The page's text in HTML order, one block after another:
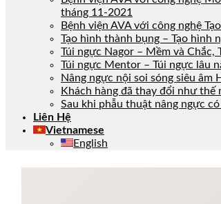
tháng 11-2021
Bệnh viện AVA với công nghệ
Tạo hình thành bụng – Tạo hình
Túi ngực Nagor – Mềm và Chắc,
Túi ngực Mentor – Túi ngực lâu
Nâng ngực nội soi sóng siêu âm
Khách hàng đã thay đổi như thế
Sau khi phẫu thuật nâng ngực
Liên Hệ
Vietnamese
English